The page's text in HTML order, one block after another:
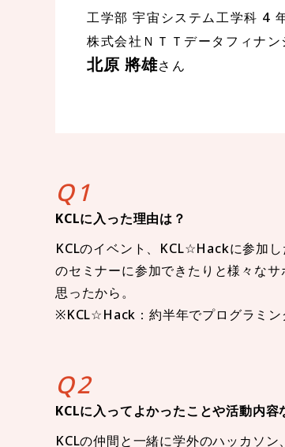
工学部 宇宙システム工学科 4
株式会社ＮＴＴデータフィナ
北原 將雄さん
Q1
KCLに入った理由は？
KCLのイベント、KCL☆Hackに参加
のセミナーに参加できたりと様々な
思ったから。
※KCL☆Hack：約半年でプログラミン
Q2
KCLに入ってよかったことや活動内容
KCLの仲間と一緒に学外のハッカソ